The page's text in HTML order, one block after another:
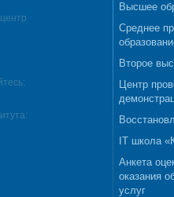
Высшее
Среднее
Второе
Центр
IT школа
Анкета
оказания
услуг